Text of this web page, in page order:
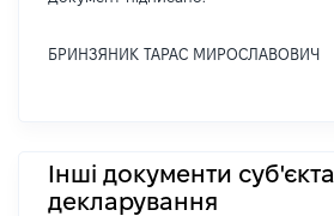
БРИНЗЯНИК ТАРАС МИРОСЛАВОВИЧ
Інші документи суб'єкта
декларування